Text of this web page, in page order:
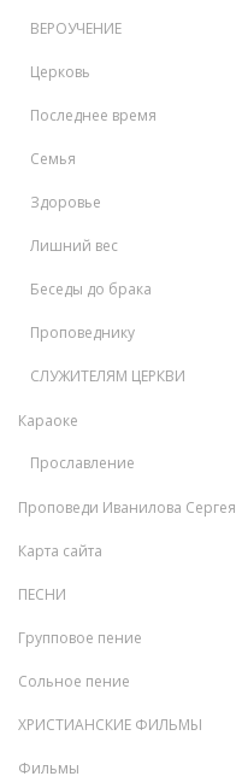
ВЕРОУЧЕНИЕ
Церковь
Последнее время
Семья
Здоровье
Лишний вес
Беседы до брака
Проповеднику
СЛУЖИТЕЛЯМ ЦЕРКВИ
Караоке
Прославление
Проповеди Иванилова Сергея
Карта сайта
ПЕСНИ
Групповое пение
Сольное пение
ХРИСТИАНСКИЕ ФИЛЬМЫ
Фильмы